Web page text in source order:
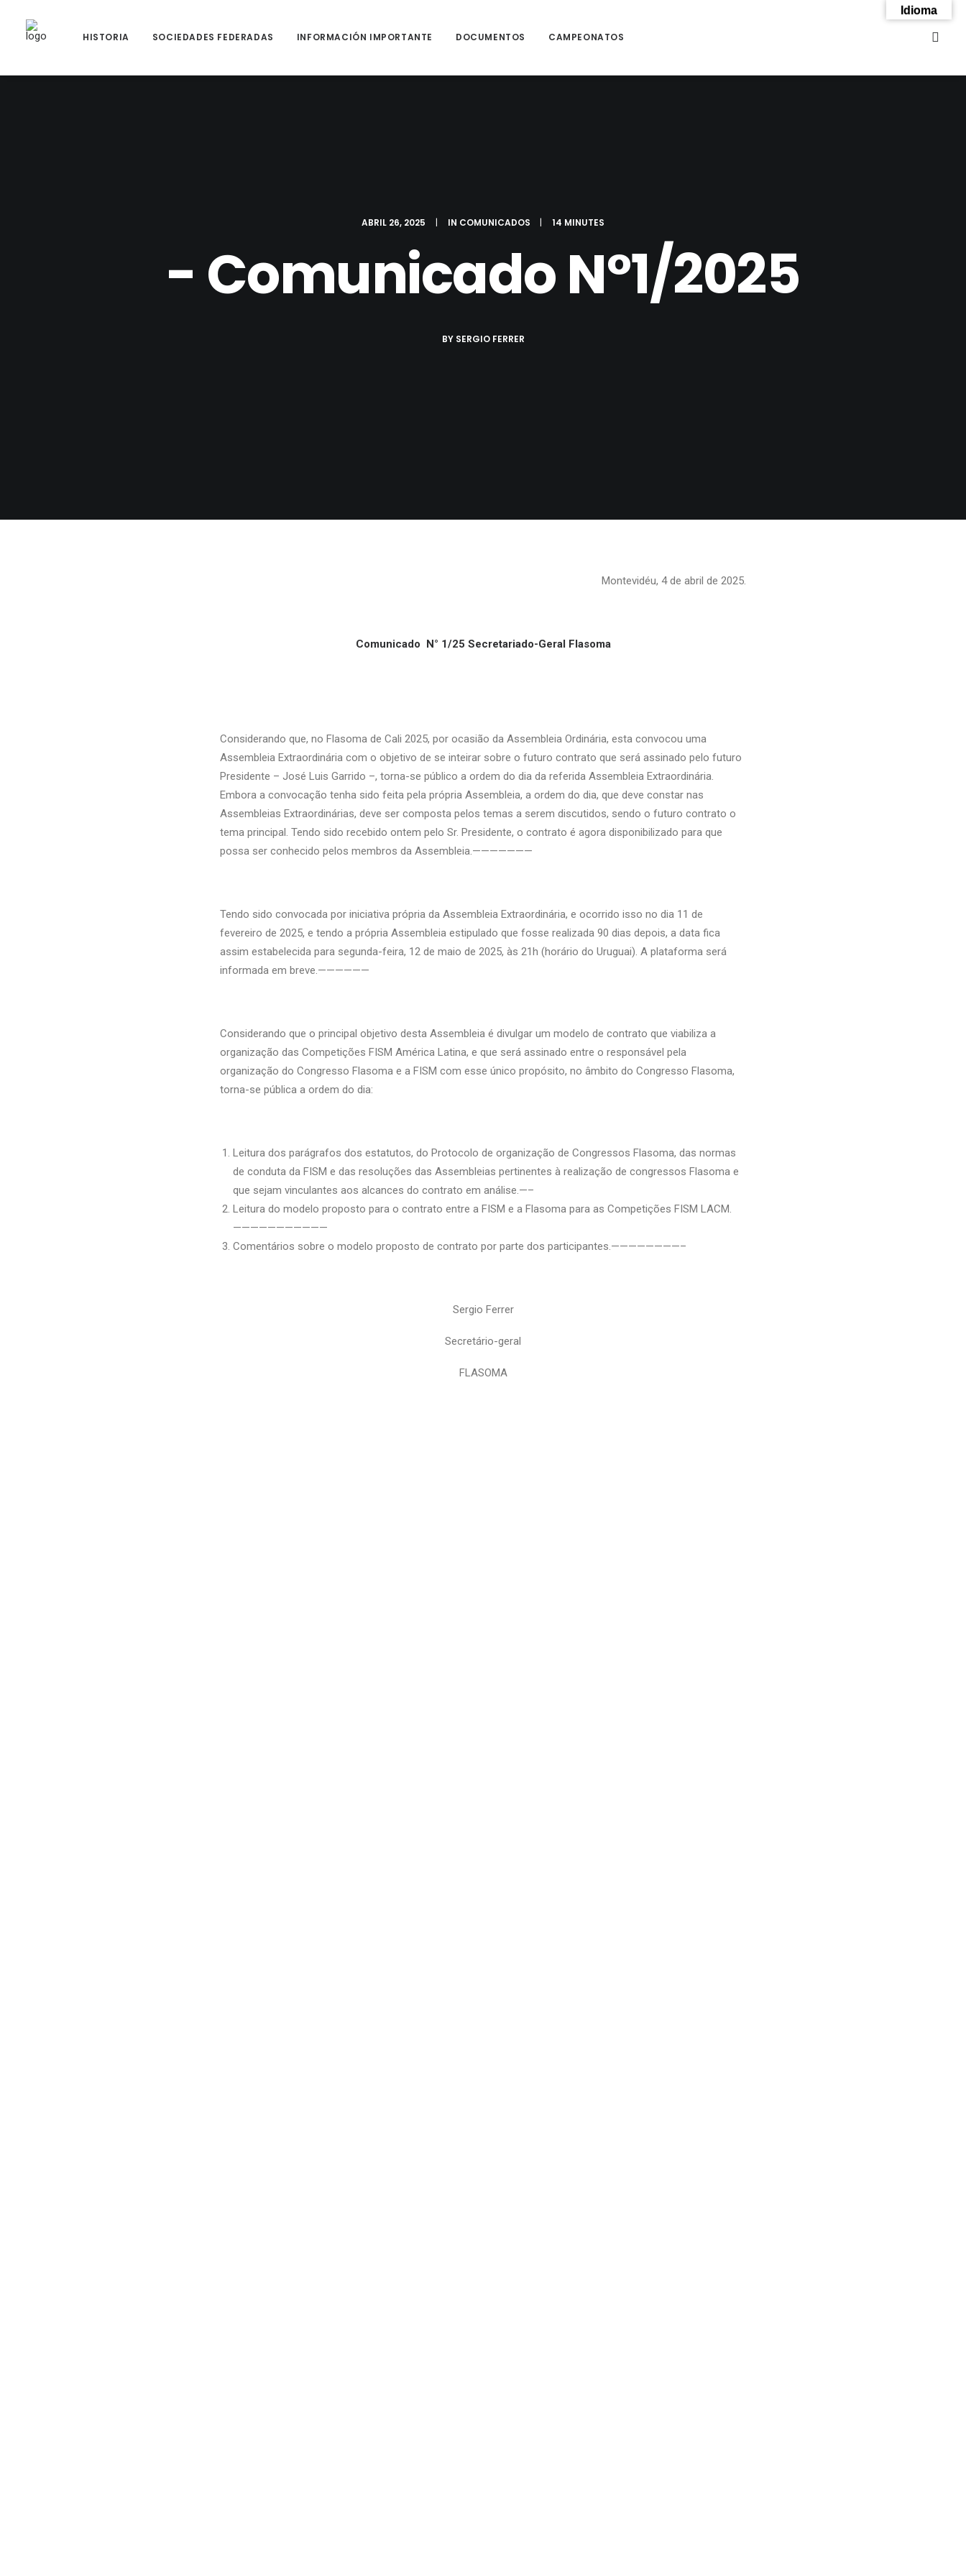
HISTORIA SOCIEDADES FEDERADAS INFORMACIÓN IMPORTANTE DOCUMENTOS CAMPEONATOS
ABRIL 26, 2025 | IN COMUNICADOS | 14 MINUTES
- Comunicado N°1/2025
BY SERGIO FERRER
Montevidéu, 4 de abril de 2025.
Comunicado N° 1/25 Secretariado-Geral Flasoma
Considerando que, no Flasoma de Cali 2025, por ocasião da Assembleia Ordinária, esta convocou uma
Assembleia Extraordinária com o objetivo de se inteirar sobre o futuro contrato que será assinado pelo futuro
Presidente – José Luis Garrido –, torna-se público a ordem do dia da referida Assembleia Extraordinária.
Embora a convocação tenha sido feita pela própria Assembleia, a ordem do dia, que deve constar nas
Assembleias Extraordinárias, deve ser composta pelos temas a serem discutidos, sendo o futuro contrato o
tema principal. Tendo sido recebido ontem pelo Sr. Presidente, o contrato é agora disponibilizado para que
possa ser conhecido pelos membros da Assembleia.———————
Tendo sido convocada por iniciativa própria da Assembleia Extraordinária, e ocorrido isso no dia 11 de
fevereiro de 2025, e tendo a própria Assembleia estipulado que fosse realizada 90 dias depois, a data fica
assim estabelecida para segunda-feira, 12 de maio de 2025, às 21h (horário do Uruguai). A plataforma será
informada em breve.——————
Considerando que o principal objetivo desta Assembleia é divulgar um modelo de contrato que viabiliza a
organização das Competições FISM América Latina, e que será assinado entre o responsável pela
organização do Congresso Flasoma e a FISM com esse único propósito, no âmbito do Congresso Flasoma,
torna-se pública a ordem do dia:
Leitura dos parágrafos dos estatutos, do Protocolo de organização de Congressos Flasoma, das normas
de conduta da FISM e das resoluções das Assembleias pertinentes à realização de congressos Flasoma e
que sejam vinculantes aos alcances do contrato em análise.—–
Leitura do modelo proposto para o contrato entre a FISM e a Flasoma para as Competições FISM LACM.
———————————
Comentários sobre o modelo proposto de contrato por parte dos participantes.————————–
Sergio Ferrer
Secretário-geral
FLASOMA
Idioma